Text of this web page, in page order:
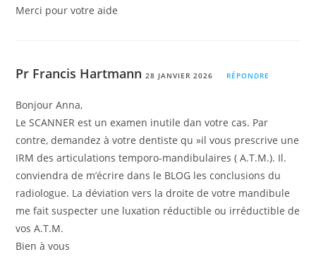
Merci pour votre aide
Pr Francis Hartmann 28 JANVIER 2026 RÉPONDRE
Bonjour Anna,
Le SCANNER est un examen inutile dan votre cas. Par
contre, demandez à votre dentiste qu »il vous prescrive une
IRM des articulations temporo-mandibulaires ( A.T.M.). Il.
conviendra de m’écrire dans le BLOG les conclusions du
radiologue. La déviation vers la droite de votre mandibule
me fait suspecter une luxation réductible ou irréductible de
vos A.T.M.
Bien à vous